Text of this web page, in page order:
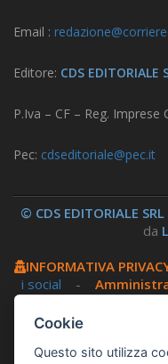
Email :
Editore: CDS
P.Iva – CF – Reg. Imprese
Pec: cdseditoriale@pec.it
© CDS EDITORIALE SRL
da
INFORMATIVA
i social -
Questo sito utilizza,
Cookie
Questo sito utilizza